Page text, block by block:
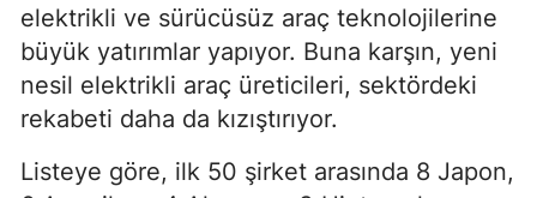
elektrikli ve sürücüsüz araç teknolojilerine
büyük yatırımlar yapıyor. Buna karşın, yeni
nesil elektrikli araç üreticileri, sektördeki
rekabeti daha da kızıştırıyor.
Listeye göre, ilk 50 şirket arasında 8 Japon,